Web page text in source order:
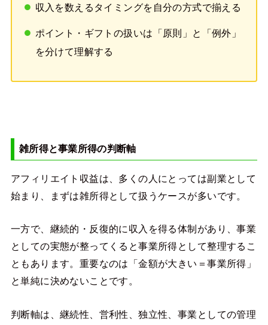
収入を数えるタイミングを自分の方式で揃える
ポイント・ギフトの扱いは「原則」と「例外」
を分けて理解する
雑所得と事業所得の判断軸
アフィリエイト収益は、多くの人にとっては副業として
始まり、まずは雑所得として扱うケースが多いです。
一方で、継続的・反復的に収入を得る体制があり、事業
としての実態が整ってくると事業所得として整理するこ
ともあります。重要なのは「金額が大きい＝事業所得」
と単純に決めないことです。
判断軸は、継続性、営利性、独立性、事業としての管理